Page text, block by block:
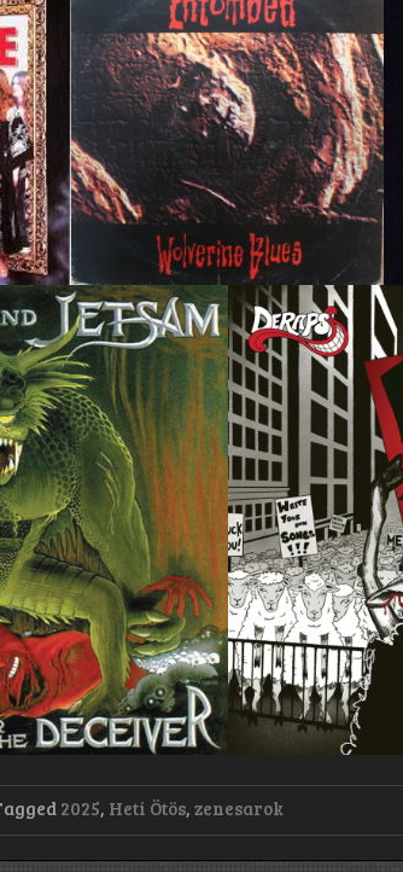
2025, Heti Ötös,zenesarok